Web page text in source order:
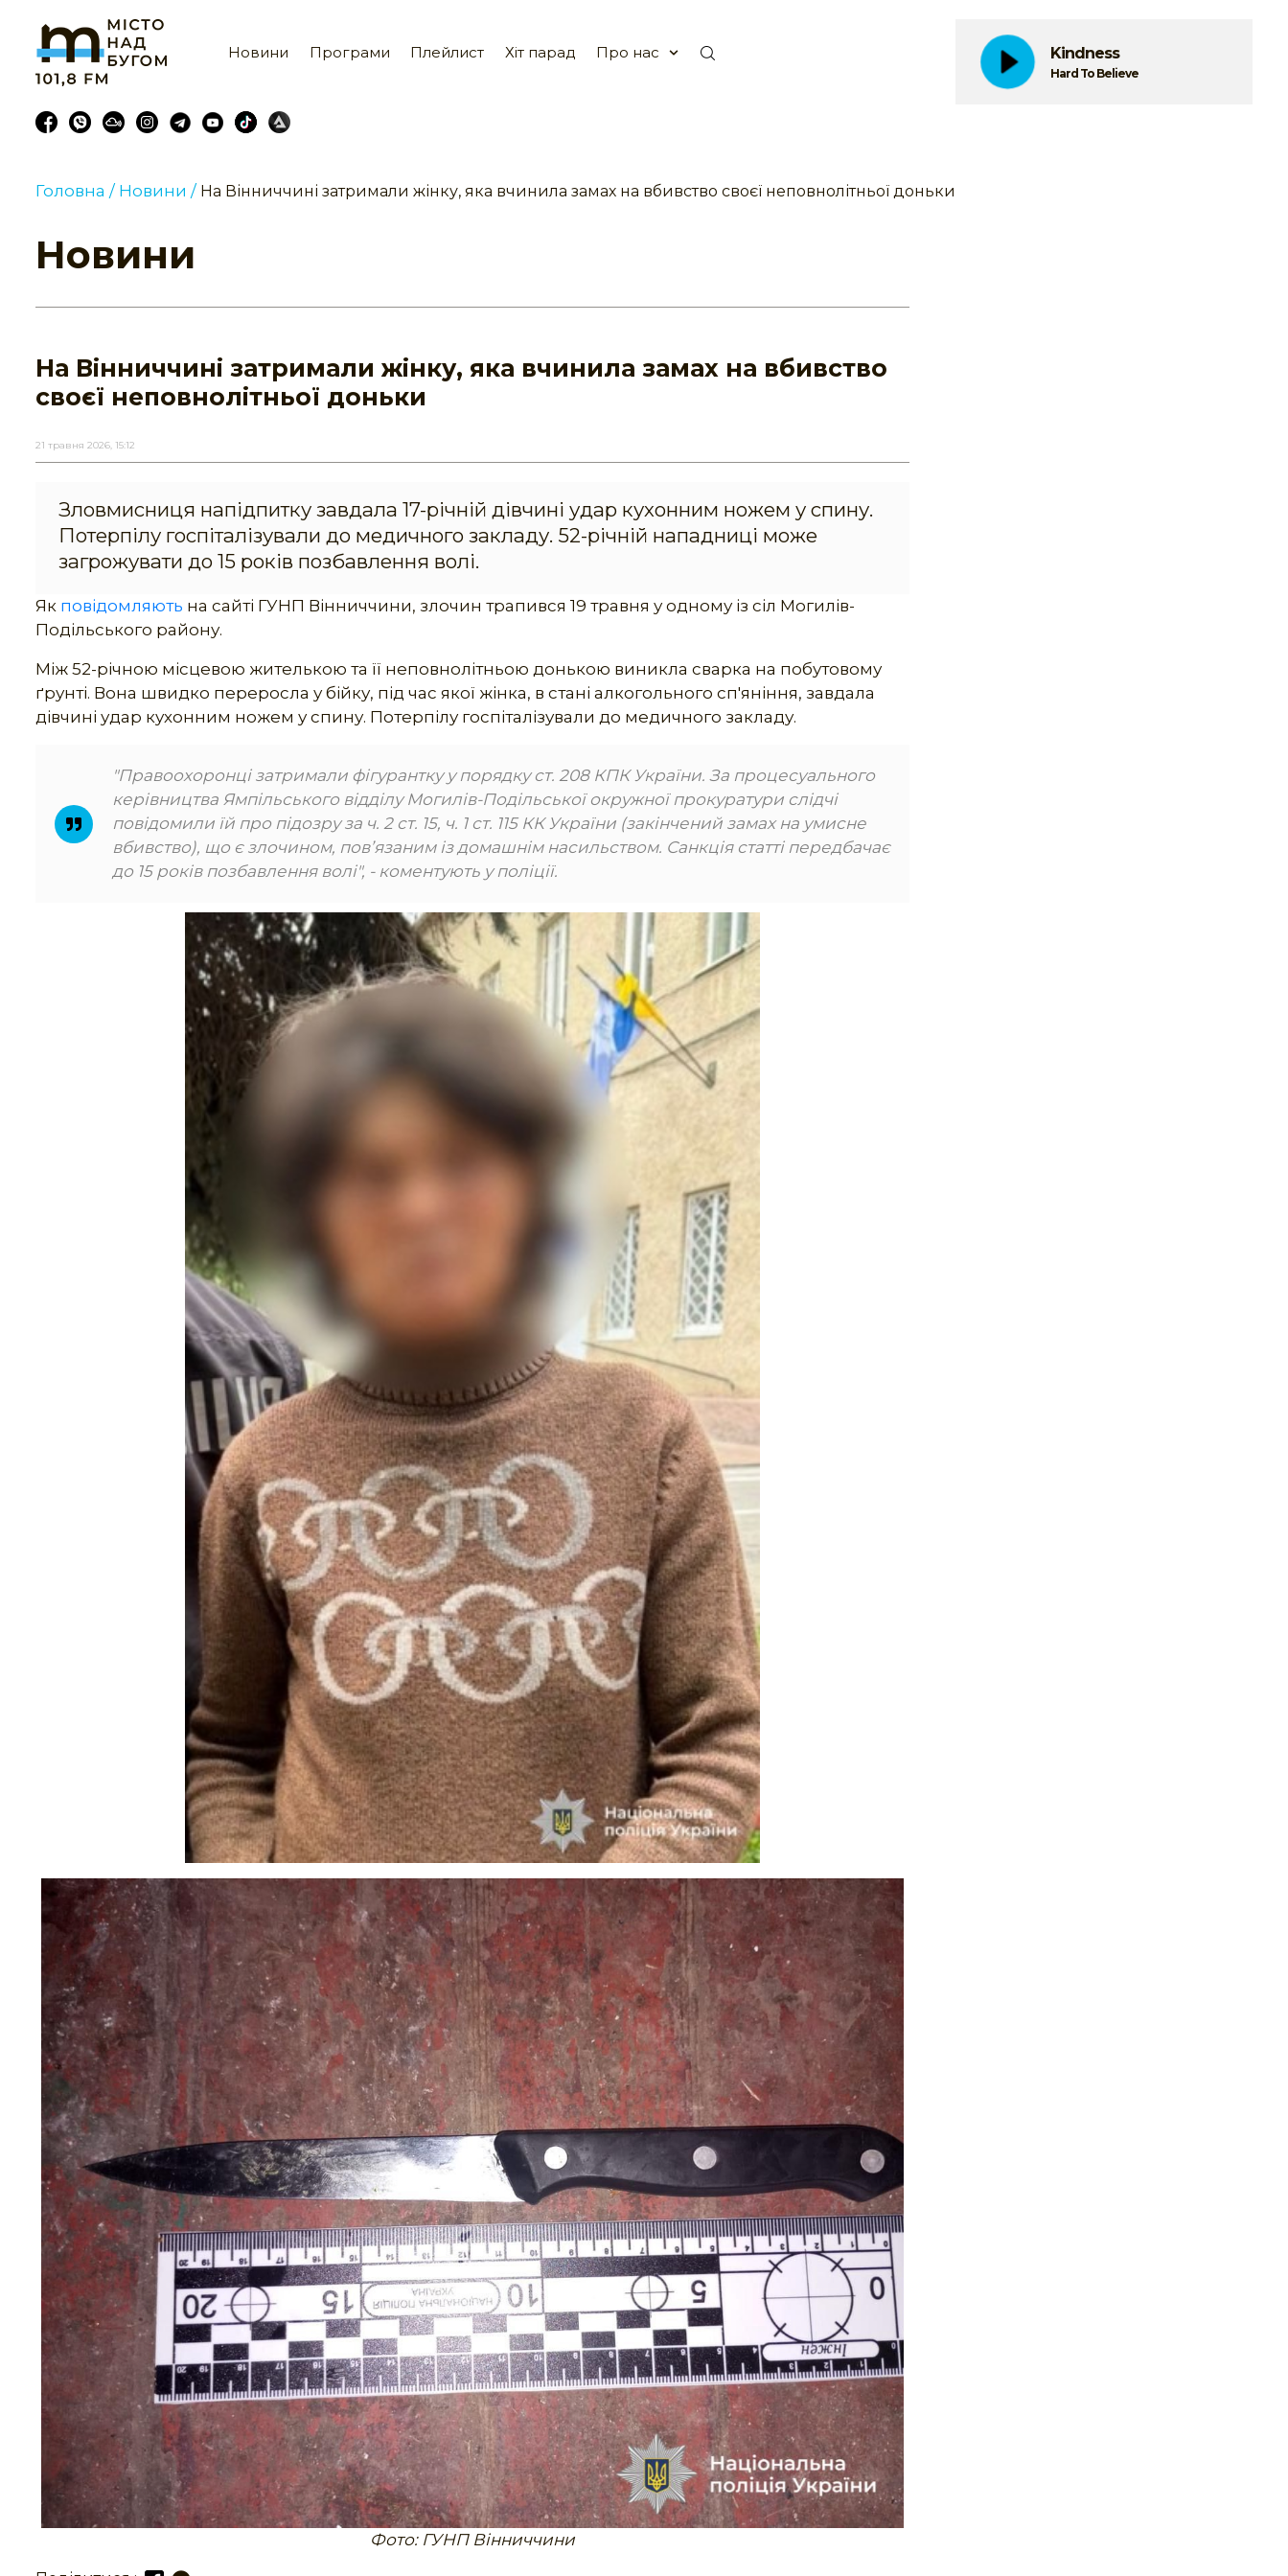
Новини Програми Плейлист Хіт парад Про нас Kindness
Hard To Believe
Головна / Новини / На Вінниччині затримали жінку, яка вчинила замах на вбивство своєї неповнолітньої доньки
Новини
На Вінниччині затримали жінку, яка вчинила замах на вбивство
своєї неповнолітньої доньки
21 травня 2026, 15:12
Зловмисниця напідпитку завдала 17-річній дівчині удар кухонним ножем у спину.
Потерпілу госпіталізували до медичного закладу. 52-річній нападниці може
загрожувати до 15 років позбавлення волі.
Як повідомляють на сайті ГУНП Вінниччини, злочин трапився 19 травня у одному із сіл Могилів-
Подільського району.
Між 52-річною місцевою жителькою та її неповнолітньою донькою виникла сварка на побутовому
ґрунті. Вона швидко переросла у бійку, під час якої жінка, в стані алкогольного сп'яніння, завдала
дівчині удар кухонним ножем у спину. Потерпілу госпіталізували до медичного закладу.
"Правоохоронці затримали фігурантку у порядку ст. 208 КПК України. За процесуального
керівництва Ямпільського відділу Могилів-Подільської окружної прокуратури слідчі
повідомили їй про підозру за ч. 2 ст. 15, ч. 1 ст. 115 КК України (закінчений замах на умисне
вбивство), що є злочином, пов’язаним із домашнім насильством. Санкція статті передбачає
до 15 років позбавлення волі", - коментують у поліції.
Фото: ГУНП Вінниччини